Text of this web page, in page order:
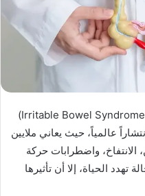
تعد متلازمة القولون العصبي (Irritable Bowel Syndrome – IBS)
عالمياً، حيث يعاني ملايين
واضطرابات حركة
تهدد الحياة، إلا أن تأثيرها